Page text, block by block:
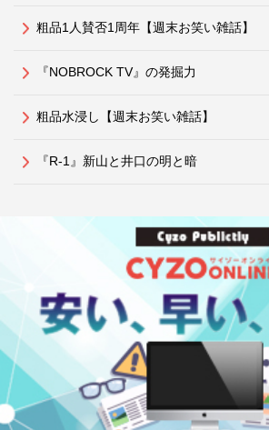
粗品1人賛否1周年【週末お笑い雑話】
『NOBROCK TV』の発掘力
粗品水浸し【週末お笑い雑話】
『R-1』新山と井口の明と暗